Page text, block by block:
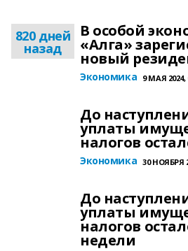
820 дней
назад
В особой
«Алга»
новый
Экономика 9 МАЯ 2024,
До
уплаты
налогов
Экономика 30 НОЯБРЯ
До
уплаты
налогов
недели